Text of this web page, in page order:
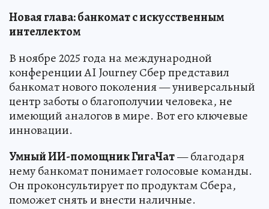
Новая глава: банкомат с искусственным
интеллектом
В ноябре 2025 года на международной
конференции AI Journey Сбер представил
банкомат нового поколения — универсальный
центр заботы о благополучии человека, не
имеющий аналогов в мире. Вот его ключевые
инновации.
Умный ИИ-помощник ГигаЧат— благодаря
нему банкомат понимает голосовые команды.
Он проконсультирует по продуктам Сбера,
поможет снять и внести наличные.